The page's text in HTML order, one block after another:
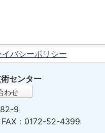
イバシーポリシー
センター
わせ
9
：0172-52-4399